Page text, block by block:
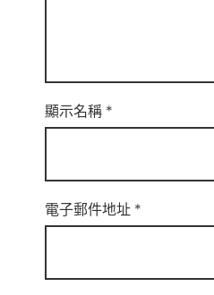
顯示名稱 *
電子郵件地址 *